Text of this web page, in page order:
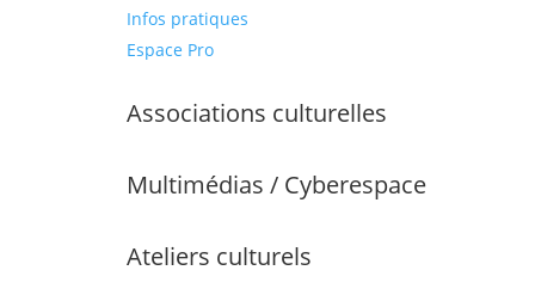
Infos pratiques
Espace Pro
Associations culturelles
Multimédias / Cyberespace
Ateliers culturels